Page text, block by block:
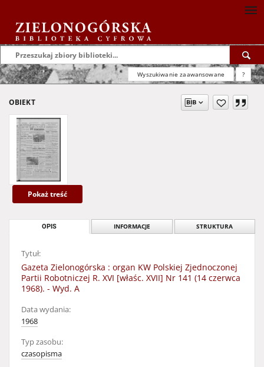
Wyszukiwanie zaawansowane ?
OBIEKT
Pokaż treść
OPIS INFORMACJE STRUKTURA
Tytuł:
Gazeta Zielonogórska : organ KW Polskiej Zjednoczonej
Partii Robotniczej R. XVI [właśc. XVII] Nr 141 (14 czerwca
1968). - Wyd. A
Data wydania:
1968
Typ zasobu:
czasopisma